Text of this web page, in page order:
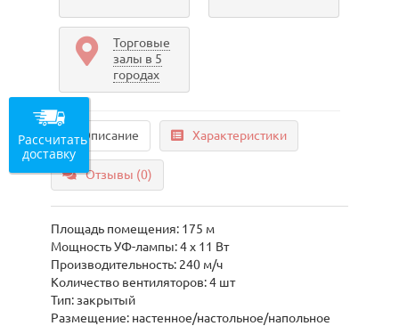
Торговые
залы в 5
городах
Описание Характеристики
Отзывы (0)
Площадь помещения: 175 м
Мощность УФ-лампы: 4 х 11 Вт
Производительность: 240 м/ч
Количество вентиляторов: 4 шт
Тип: закрытый
Размещение: настенное/настольное/напольное
Рассчитать
доставку